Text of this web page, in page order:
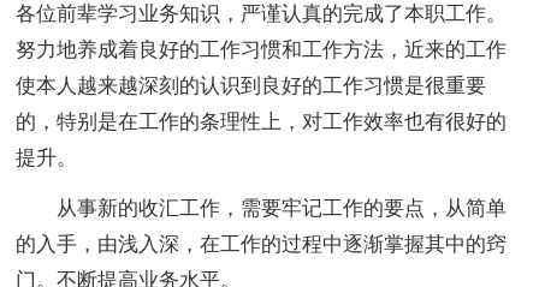
各位前辈学习业务知识，严谨认真的完成了本职工作。
努力地养成着良好的工作习惯和工作方法，近来的工作
使本人越来越深刻的认识到良好的工作习惯是很重要
的，特别是在工作的条理性上，对工作效率也有很好的
提升。
从事新的收汇工作，需要牢记工作的要点，从简单
的入手，由浅入深，在工作的过程中逐渐掌握其中的窍
门。不断提高业务水平。